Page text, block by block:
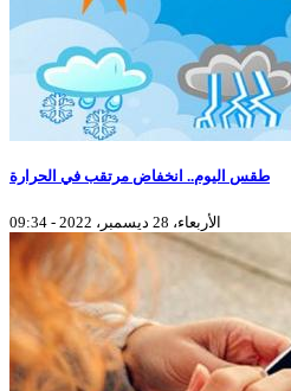
طقس اليوم.. انخفاض مرتقب في الحرارة
الأربعاء، 28 ديسمبر، 2022 - 09:34